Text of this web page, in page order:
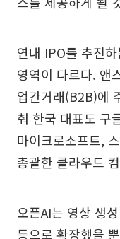
연내 IPO를 추진
영역이 다르다. 앤
업간거래(B2B)에
춰 한국 대표도 구
마이크로소프트,
총괄한 클라우드
오픈AI는 영상 생
등으로 확장했을